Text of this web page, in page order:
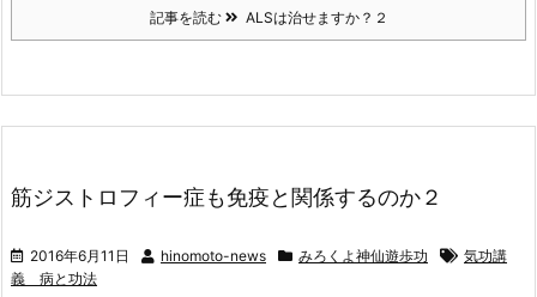
記事を読む ALSは治せますか？２
筋ジストロフィー症も免疫と関係するのか２
2016年6月11日 hinomoto-news みろくよ神仙遊歩功
気功講
義 病と功法